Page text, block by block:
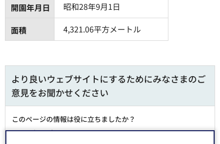
開園年月日
昭和28年9月1日
面積
4,321.06平方メートル
より良いウェブサイトにするためにみなさまのご
意見をお聞かせください
このページの情報は役に立ちましたか？
1：役に立った
2：ふつう